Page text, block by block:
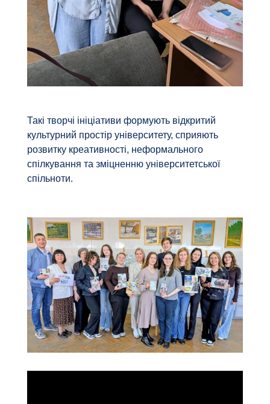
Такі творчі ініціативи формують відкритий
культурний простір університету, сприяють
розвитку креативності, неформального
спілкування та зміцненню університетської
спільноти.